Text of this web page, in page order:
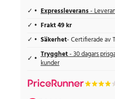
Expressleverans-
Frakt 49 kr
Säkerhet- Certifierade av
Trygghet- 30 dagars
kunder